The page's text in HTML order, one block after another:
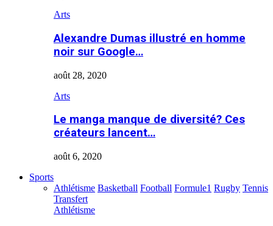
Arts
Alexandre Dumas illustré en homme
noir sur Google…
août 28, 2020
Arts
Le manga manque de diversité? Ces
créateurs lancent…
août 6, 2020
Sports
Athlétisme Basketball Football Formule1 Rugby Tennis
Transfert
Athlétisme